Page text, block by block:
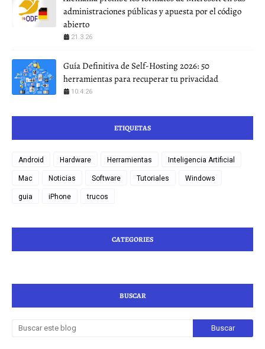
administraciones públicas y apuesta por el código
abierto
21.3.26
Guía Definitiva de Self-Hosting 2026: 50
herramientas para recuperar tu privacidad
10.4.26
ETIQUETAS
Android Hardware Herramientas Inteligencia Artificial
Mac Noticias Software Tutoriales Windows
guia iPhone trucos
CATEGORIES
BUSCAR